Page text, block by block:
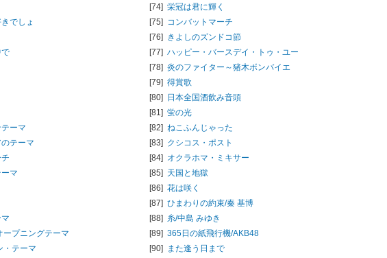
でしょ
ーマ
テーマ
マ
ープニングテーマ
・テーマ
[74] 栄冠は君に輝く
[75] コンバットマーチ
[76] きよしのズンドコ節
[77] ハッピー・バースデイ・トゥ・ユー
[78] 炎のファイター～猪木ボンバイエ
[79] 得賞歌
[80]
日本全国酒飲み音頭
[81] 蛍の光
[82] ねこふんじゃった
[83] クシコス・ポスト
[84] オクラホマ・ミキサー
[85] 天国と地獄
[86] 花は咲く
[87] ひまわりの約束/秦 基博
[88] 糸/中島 みゆき
[89] 365日の紙飛行機/AKB48
[90]
また逢う日まで